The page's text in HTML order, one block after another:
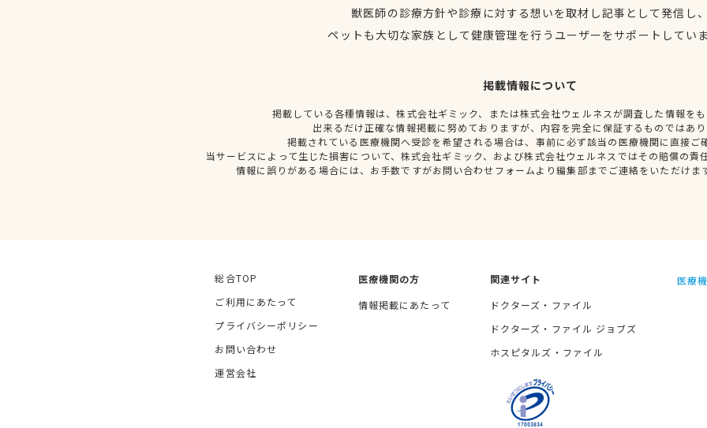
獣医師の診療方針や診療に対する想いを取材し記事として発信し
ペットも大切な家族として健康管理を行うユーザーをサポートしてい
掲載情報について
掲載している各種情報は、株式会社ギミック、または株式会社ウェルネスが調査した情報を
出来るだけ正確な情報掲載に努めておりますが、内容を完全に保証するものではあ
掲載されている医療機関へ受診を希望される場合は、事前に必ず該当の医療機関に直接ご
当サービスによって生じた損害について、株式会社ギミック、および株式会社ウェルネスではその賠償の責
情報に誤りがある場合には、お手数ですがお問い合わせフォームより編集部までご連絡をいただけま
総合TOP
ご利用にあたって
プライバシーポリシー
お問い合わせ
運営会社
医療機関の方
情報掲載にあたって
関連サイト
ドクターズ・ファイル
ドクターズ・ファイル ジョブズ
ホスピタルズ・ファイル
医療